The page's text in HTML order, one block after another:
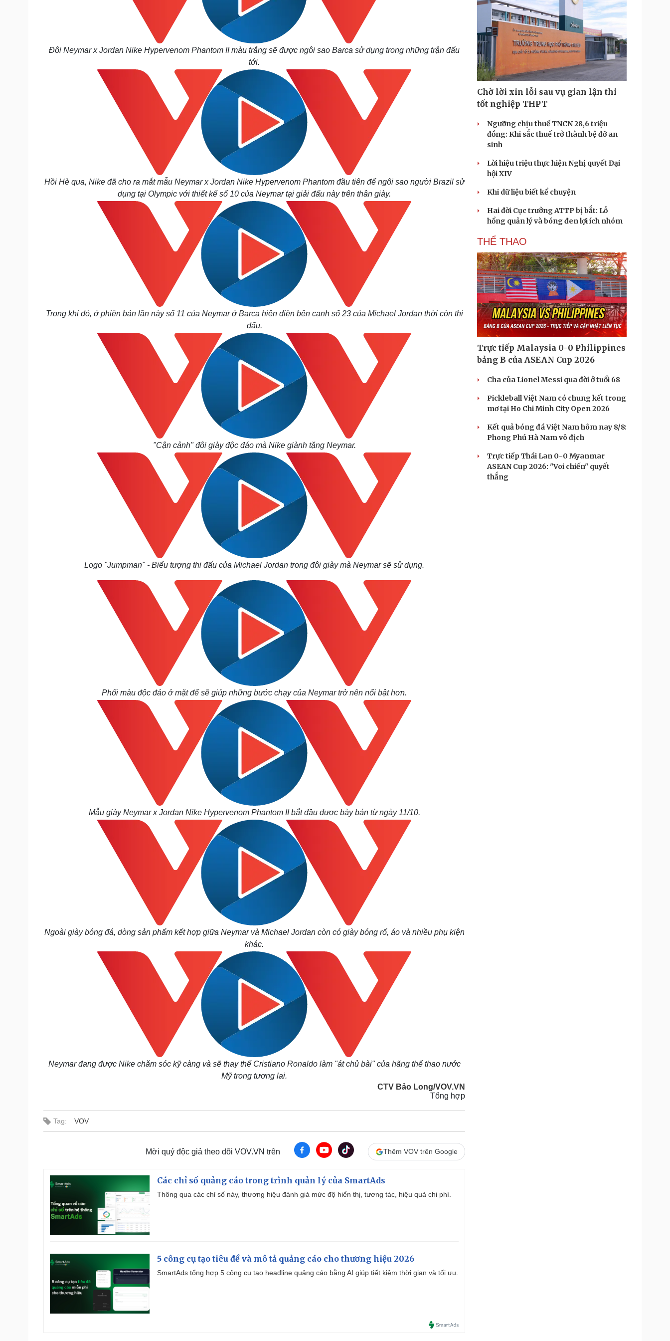
Đôi Neymar x Jordan Nike Hypervenom Phantom II màu trắng sẽ được ngôi sao Barca sử dụng trong những trận đấu
tới.
Hồi Hè qua, Nike đã cho ra mắt mẫu Neymar x Jordan Nike Hypervenom Phantom đầu tiên để ngôi sao người Brazil sử
dụng tại Olympic với thiết kế số 10 của Neymar tại giải đấu này trên thân giày.
Trong khi đó, ở phiên bản lần này số 11 của Neymar ở Barca hiện diện bên cạnh số 23 của Michael Jordan thời còn thi
đấu.
"Cận cảnh" đôi giày độc đáo mà Nike giành tặng Neymar.
Logo "Jumpman" - Biểu tượng thi đấu của Michael Jordan trong đôi giày mà Neymar sẽ sử dụng.
Phối màu độc đáo ở mặt đế sẽ giúp những bước chạy của Neymar trở nên nổi bật hơn.
Mẫu giày Neymar x Jordan Nike Hypervenom Phantom IIbắt đầu được bày bán từ ngày 11/10.
Ngoài giày bóng đá, dòng sản phẩm kết hợp giữa Neymar và Michael Jordan còn có giày bóng rổ, áo và nhiều phụ kiện
khác.
Neymar đang được Nike chăm sóc kỹ càng và sẽ thay thế Cristiano Ronaldo làm "át chủ bài" của hãng thể thao nước
Mỹ trong tương lai.
CTV Bảo Long/VOV.VN
Tổng hợp
Tag: VOV
Mời quý độc giả theo dõi VOV.VN trên Thêm VOV trên Google
Các chỉ số quảng cáo trong trình quản lý của SmartAds
Thông qua các chỉ số này, thương hiệu đánh giá mức độ hiển thị, tương tác, hiệu quả chi phí.
5 công cụ tạo tiêu đề và mô tả quảng cáo cho thương hiệu 2026
SmartAds tổng hợp 5 công cụ tạo headline quảng cáo bằng AI giúp tiết kiệm thời gian và tối ưu.
Chờ lời xin lỗi sau vụ gian lận thi
tốt nghiệp THPT
Ngưỡng chịu thuế TNCN 28,6 triệu
đồng: Khi sắc thuế trở thành bệ đỡ an
sinh
Lời hiệu triệu thực hiện Nghị quyết Đại
hội XIV
Khi dữ liệu biết kể chuyện
Hai đời Cục trưởng ATTP bị bắt: Lỗ
hổng quản lý và bóng đen lợi ích nhóm
THỂ THAO
Trực tiếp Malaysia 0-0 Philippines
bảng B của ASEAN Cup 2026
Cha của Lionel Messi qua đời ở tuổi 68
Pickleball Việt Nam có chung kết trong
mơ tại Ho Chi Minh City Open 2026
Kết quả bóng đá Việt Nam hôm nay 8/8:
Phong Phú Hà Nam vô địch
Trực tiếp Thái Lan 0-0 Myanmar
ASEAN Cup 2026: "Voi chiến" quyết
thắng